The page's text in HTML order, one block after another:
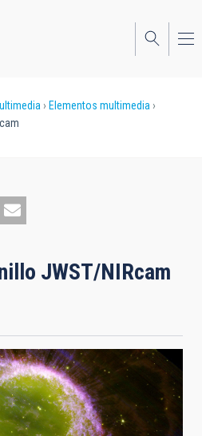
Elementos multimedia
JWST/NIRcam